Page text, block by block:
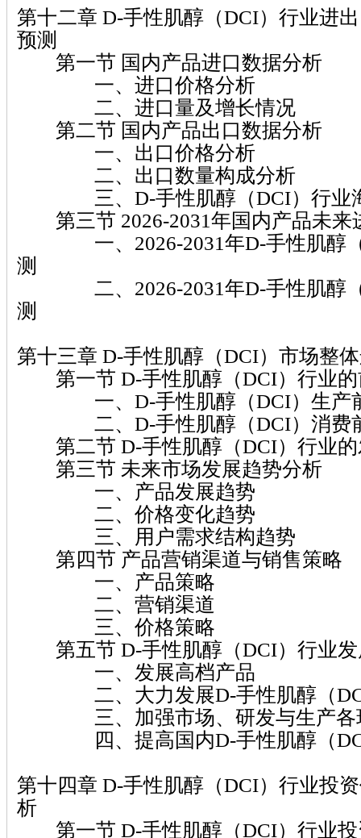
第十二章 D-手性肌醇（DCI）行业进
预测
第一节 国内产品进口数据分析
一、进口价格分析
二、进口量及增长情况
第二节 国内产品出口数据分析
一、出口价格分析
二、出口数量构成分析
三、D-手性肌醇（DCI）行业海
第三节 2026-2031年国内产品未来
一、2026-2031年D-手性肌醇（
测
二、2026-2031年D-手性肌醇（
测
第十三章 D-手性肌醇（DCI）市场整
第一节 D-手性肌醇（DCI）行业的
一、D-手性肌醇（DCI）生产
二、D-手性肌醇（DCI）消费
第二节 D-手性肌醇（DCI）行业的
第三节 未来市场发展趋势分析
一、产品发展趋势
二、价格变化趋势
三、用户需求结构趋势
第四节 产品营销渠道与销售策略
一、产品策略
二、营销渠道
三、价格策略
第五节 D-手性肌醇（DCI）行业发
一、发展高档产品
二、大力发展D-手性肌醇（DCI
三、加强市场、研发与生产各
四、提高国内D-手性肌醇（DCI
第十四章 D-手性肌醇（DCI）行业投
析
第一节 D-手性肌醇（DCI）行业投